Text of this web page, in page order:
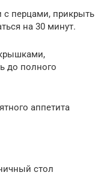
перцами, прикрыть
на 30 минут.
до полного
аппетита
стол